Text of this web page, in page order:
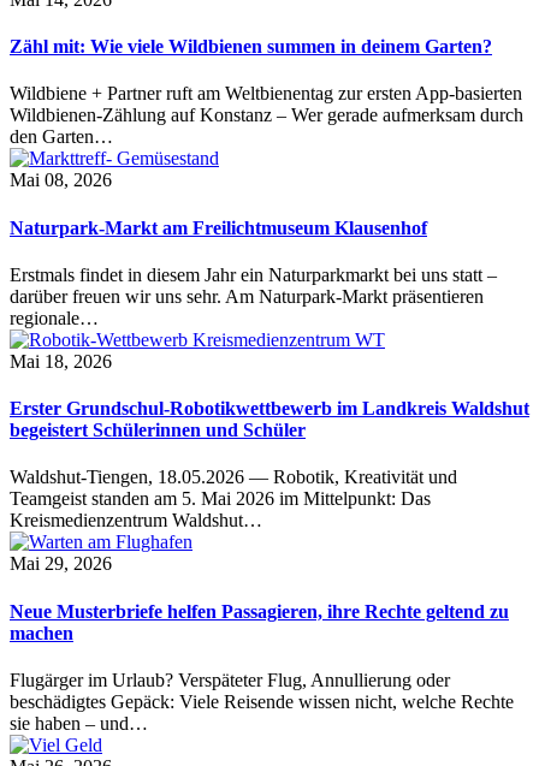
Zähl mit: Wie viele Wildbienen summen in deinem Garten?
Wildbiene + Partner ruft am Weltbienentag zur ersten App-basierten
Wildbienen-Zählung auf Konstanz – Wer gerade aufmerksam durch
den Garten…
Mai 08, 2026
Naturpark-Markt am Freilichtmuseum Klausenhof
Erstmals findet in diesem Jahr ein Naturparkmarkt bei uns statt –
darüber freuen wir uns sehr. Am Naturpark-Markt präsentieren
regionale…
Mai 18, 2026
Erster Grundschul-Robotikwettbewerb im Landkreis Waldshut
begeistert Schülerinnen und Schüler
Waldshut-Tiengen, 18.05.2026 — Robotik, Kreativität und
Teamgeist standen am 5. Mai 2026 im Mittelpunkt: Das
Kreismedienzentrum Waldshut…
Mai 29, 2026
Neue Musterbriefe helfen Passagieren, ihre Rechte geltend zu
machen
Flugärger im Urlaub? Verspäteter Flug, Annullierung oder
beschädigtes Gepäck: Viele Reisende wissen nicht, welche Rechte
sie haben – und…